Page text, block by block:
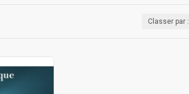
Classer par :